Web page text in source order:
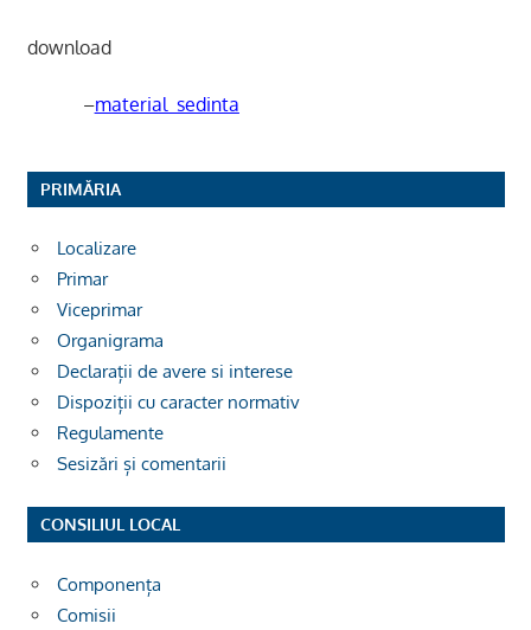
download
–material_sedinta
PRIMĂRIA
Localizare
Primar
Viceprimar
Organigrama
Declarații de avere si interese
Dispoziții cu caracter normativ
Regulamente
Sesizări și comentarii
CONSILIUL LOCAL
Componența
Comisii